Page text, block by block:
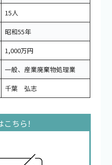
15人
昭和55年
1,000万円
一般、産業廃棄物処理業
千葉 弘志